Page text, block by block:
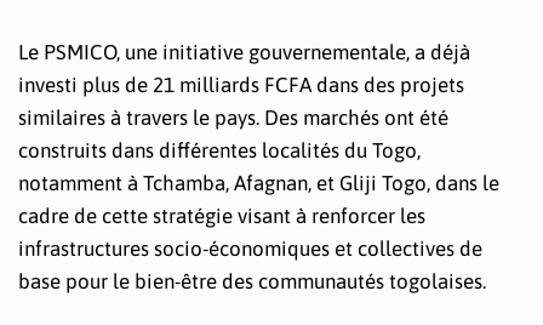
Le PSMICO, une initiative gouvernementale, a déjà
investi plus de 21 milliards FCFA dans des projets
similaires à travers le pays. Des marchés ont été
construits dans différentes localités du Togo,
notamment à Tchamba, Afagnan, et Gliji Togo, dans le
cadre de cette stratégie visant à renforcer les
infrastructures socio-économiques et collectives de
base pour le bien-être des communautés togolaises.